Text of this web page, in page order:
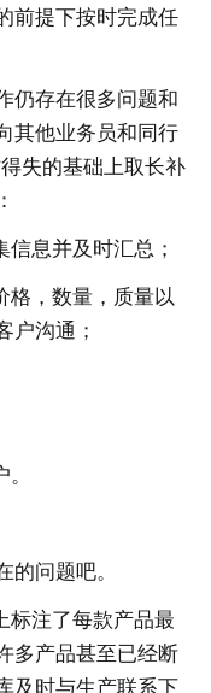
前提下按时完成任
存在很多问题和
其他业务员和同行
失的基础上取长补
息并及时汇总；
，数量，质量以
户沟通；
问题吧。
注了每款产品最
多产品甚至已经断
及时与生产联系下